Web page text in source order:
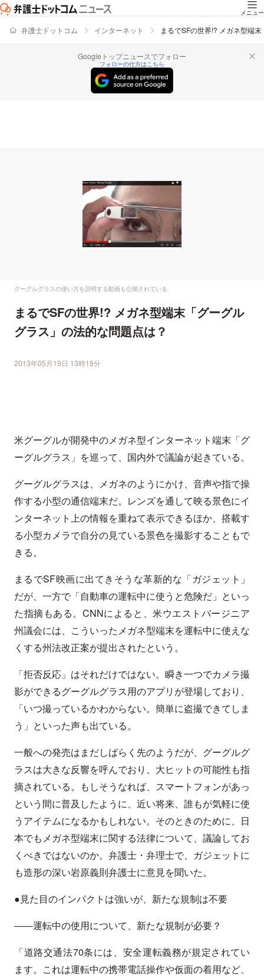
メニュー
弁護士ドットコム インターネット まるでSFの世界!? メガネ型端
Googleトップニュースでフォロー
フォローの仕方はこちら
グーグルグラスの使い方を説明する動画も公開されている
まるでSFの世界!? メガネ型端末「グーグル
グラス」の法的な問題点は？
2013年05月19日 13時19分
米グーグルが開発中のメガネ型インターネット端末「グ
ーグルグラス」を巡って、国内外で議論が起きている。
グーグルグラスは、メガネのようにかけ、音声や指で操
作する小型の通信端末だ。レンズを通して映る景色にイ
ンターネット上の情報を重ねて表示できるほか、搭載す
る小型カメラで自分の見ている景色を撮影することもで
きる。
まるでSF映画に出てきそうな革新的な「ガジェット」
だが、一方で「自動車の運転中に使うと危険だ」といっ
た指摘もある。CNNによると、米ウエストバージニア
州議会には、こういったメガネ型端末を運転中に使えな
くする州法改正案が提出されたという。
「拒否反応」はそれだけではない。瞬き一つでカメラ撮
影ができるグーグルグラス用のアプリが登場しており、
「いつ撮っているかわからない。簡単に盗撮できてしま
う」といった声も出ている。
一般への発売はまだしばらく先のようだが、グーグルグ
ラスは大きな反響を呼んでおり、大ヒットの可能性も指
摘されている。もしそうなれば、スマートフォンがあっ
という間に普及したように、近い将来、誰もが気軽に使
うアイテムになるかもしれない。そのときのために、日
本でもメガネ型端末に関する法律について、議論してお
くべきではないのか。弁護士・弁理士で、ガジェットに
も造形の深い岩原義則弁護士に意見を聞いた。
●見た目のインパクトは強いが、新たな規制は不要
――運転中の使用について、新たな規制が必要？
「道路交通法70条には、安全運転義務が規定されてい
ます。これは運転中の携帯電話操作や仮面の着用など、